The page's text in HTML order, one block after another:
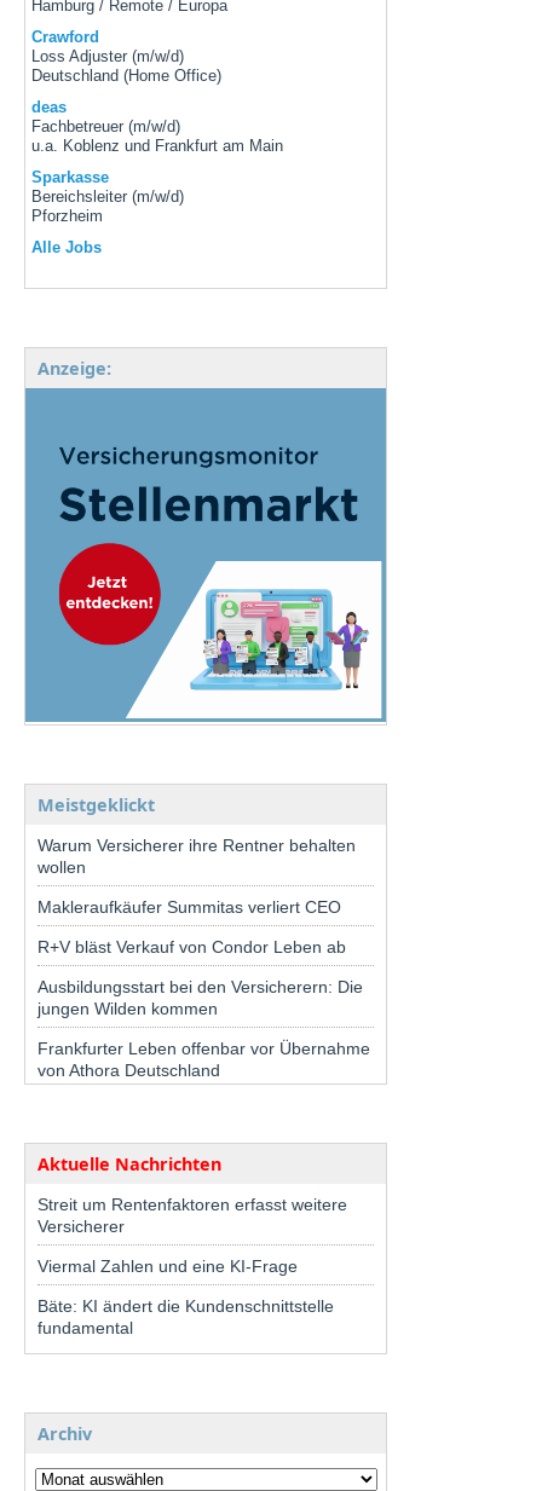
Hamburg / Remote / Europa
Crawford
Loss Adjuster (m/w/d)
Deutschland (Home Office)
deas
Fachbetreuer (m/w/d)
u.a. Koblenz und Frankfurt am Main
Sparkasse
Bereichsleiter (m/w/d)
Pforzheim
Alle Jobs
Anzeige:
Meistgeklickt
Warum Versicherer ihre Rentner behalten
wollen
Makleraufkäufer Summitas verliert CEO
R+V bläst Verkauf von Condor Leben ab
Ausbildungsstart bei den Versicherern: Die
jungen Wilden kommen
Frankfurter Leben offenbar vor Übernahme
von Athora Deutschland
Aktuelle Nachrichten
Streit um Rentenfaktoren erfasst weitere
Versicherer
Viermal Zahlen und eine KI-Frage
Bäte: KI ändert die Kundenschnittstelle
fundamental
Archiv